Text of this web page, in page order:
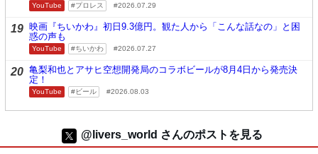
YouTube プロレス 2026.07.29
19 映画『ちいかわ』初日9.3億円。観た人から「こんな話なの」と困
惑の声も
YouTube ちいかわ 2026.07.27
20 亀梨和也とアサヒ空想開発局のコラボビールが8月4日から発売決
定！
YouTube ビール 2026.08.03
@livers_world さんのポストを見る